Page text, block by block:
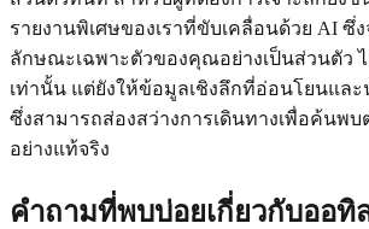
รายงานพิเศษของเราที่ขับเคลื่อนด้วย AI ซึ่
ลักษณะเฉพาะตัวของคุณอย่างเป็นส่วนตัว
เท่านั้น แต่ยังให้ข้อมูลเชิงลึกที่อ่อนโยนและ
ซึ่งสามารถส่องสว่างการเดินทางเพื่อค้นพ
อย่างแท้จริง
คำถามที่พบบ่อยเกี่ยวกับออ